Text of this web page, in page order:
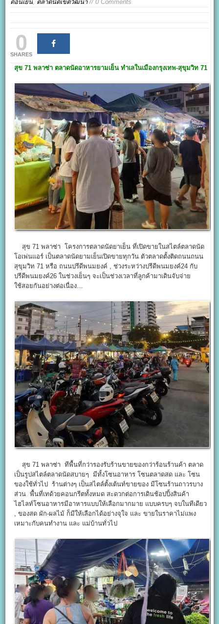
ตอนเย็น, ตลาดนัดเขตวัฒนา// 0 Comments
0
SHARES
สุข 71พลาซ่า ตลาดนัดอาหารยามเย็น ทำเลในเมืองกรุงเทพ-สุขุมวิท 71
สุข 71 พลาซ่า โครงการตลาดนัดยาเย็น ที่เปิดขายในสไตล์ตลาดนัด
โอเพ่นแอร์ เป็นตลาดนัดยามเย็นเปิดขายทุกวัน ตัวตลาดตั้งติดถนนถนน
สุขุมวิท 71 หรือ ถนนปรีดีพนมยงค์ , ช่วงระหว่างปรีดีพนมยงค์24 กับ
ปรีดีพนมยงค์26 ในช่วงเย็นๆ จะเป็นช่วงเวลาที่ลูกค้ามาเดินจับจ่าย
ใช้สอยกันอย่างต่อเนื่อง…
สุข 71 พลาซ่า ทีพื้นที่กว่ารองรับร้านขายของกว่าร้อนร้านค้า ตลาด
เป็นรูปสไตล์ตลาดนัดสบายๆ มีทั้งโซนอาหาร โซนตลาดสด และ โซน
ของใช้ทั่วไป ร้านต่างๆ เป็นสไตล์ตั้งเต้นท์ขายของ มีโซนร้านถาวรบาง
ส่วน พื้นที่เทด้วยคอนกรีตทั้งหมด สะดวกต่อการเดินช้อปปิ้งสินค้า
ไฮไลท์โซนอาหารมีอาหารแบบให้เลือกมากมาย แบบครบๆ จบในทีเดียว
, ของสด ผัก-ผลไม้ ก็มีให้เลือกได้อย่างจุใจ และ ขายในราคาไม่แพง
เหมาะกับคนทำงาน และ แม่บ้านทั่วไป